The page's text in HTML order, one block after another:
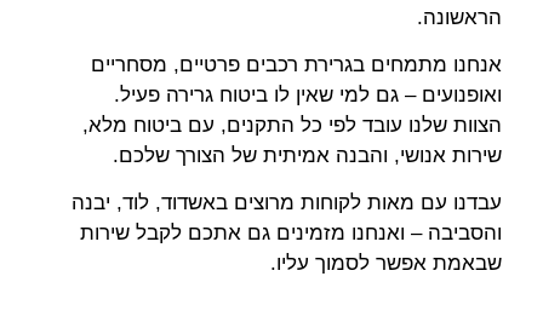
הראשונה.
אנחנו מתמחים בגרירת רכבים פרטיים, מסחריים
ואופנועים – גם למי שאין לו ביטוח גרירה פעיל.
הצוות שלנו עובד לפי כל התקנים, עם ביטוח מלא,
שירות אנושי, והבנה אמיתית של הצורך שלכם.
עבדנו עם מאות לקוחות מרוצים באשדוד, לוד, יבנה
והסביבה – ואנחנו מזמינים גם אתכם לקבל שירות
שבאמת אפשר לסמוך עליו.